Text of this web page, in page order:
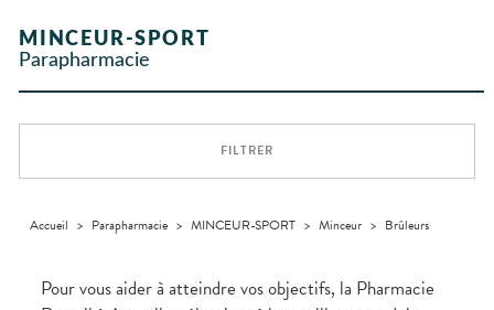
Trousse à
pharmacie
alimentaires
Dispositifs
CHEVEUX
Cheveux
Corps
Homme
Visage
Piqûres
Premiers soins
Verrues
Spasmes
Vermifuges
Vitamines
- fatigue
Soins
dentaires
INTIMITÉ
Etendre
Sécheresses
MATÉRIEL ET
ACCESSOIRES
Etendre
articulaires
musculaires
vasculaire
Conjonctivites
Lavages
oculaires
OREILLES
- NEZ -Etendre
Maux
de gorge
SANTÉ-
NUTRITION
Etendre
UTILES
PHARMACIES
VIDÉOS DE
DISPOSITIFS
APPLICATION
SCAN
D’ORDONNANCE
MINCEUR-SPORT
Parapharmacie
FILTRER
Accueil > Parapharmacie > MINCEUR-SPORT > Minceur > Brûleurs
Pour vous aider à atteindre vos objectifs, la Pharmacie